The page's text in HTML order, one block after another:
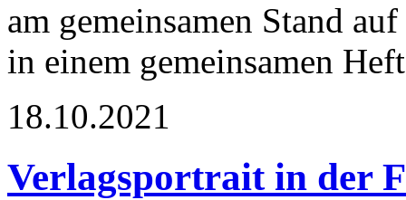
am gemeinsamen Stand
in einem gemeinsamen
18.10.2021
Verlagsportrait in der